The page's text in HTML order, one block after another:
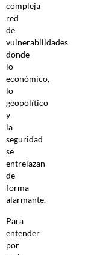
compleja
red
de
vulnerabilidades
donde
lo
económico,
lo
geopolítico
y
la
seguridad
se
entrelazan
de
forma
alarmante.
Para
entender
por